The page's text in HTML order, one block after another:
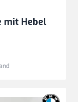
mit Hebel